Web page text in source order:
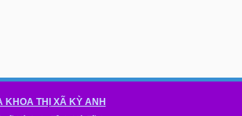
KHOA THỊ XÃ KỲ ANH